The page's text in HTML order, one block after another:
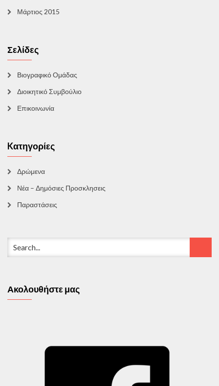
Μάρτιος 2015
Σελίδες
Βιογραφικό Ομάδας
Διοικητικό Συμβούλιο
Επικοινωνία
Kατηγορίες
Δρώμενα
Νέα – Δημόσιες Προσκλησεις
Παραστάσεις
Ακολουθήστε μας